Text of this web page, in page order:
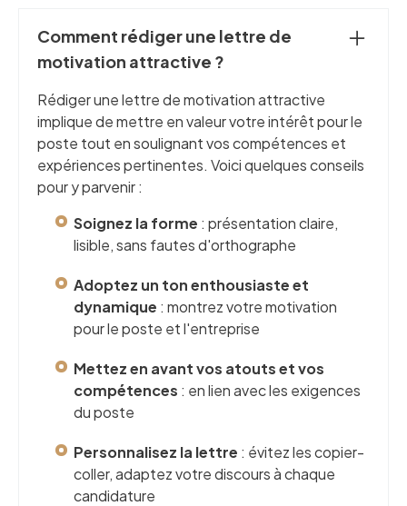
Comment rédiger une lettre de
motivation attractive ?
Rédiger une lettre de motivation attractive
implique de mettre en valeur votre intérêt pour le
poste tout en soulignant vos compétences et
expériences pertinentes. Voici quelques conseils
pour y parvenir :
Soignez la forme : présentation claire,
lisible, sans fautes d'orthographe
Adoptez un ton enthousiaste et
dynamique : montrez votre motivation
pour le poste et l'entreprise
Mettez en avant vos atouts et vos
compétences : en lien avec les exigences
du poste
Personnalisez la lettre : évitez les copier-
coller, adaptez votre discours à chaque
candidature